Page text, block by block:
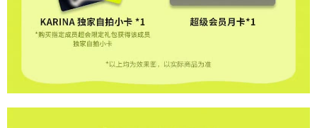
歐洲國家/地區配送 查看運費